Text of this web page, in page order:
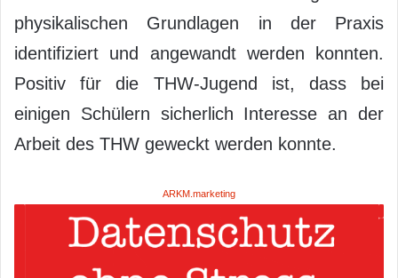
physikalischen Grundlagen in der Praxis
identifiziert und angewandt werden konnten.
Positiv für die THW-Jugend ist, dass bei
einigen Schülern sicherlich Interesse an der
Arbeit des THW geweckt werden konnte.
ARKM.marketing